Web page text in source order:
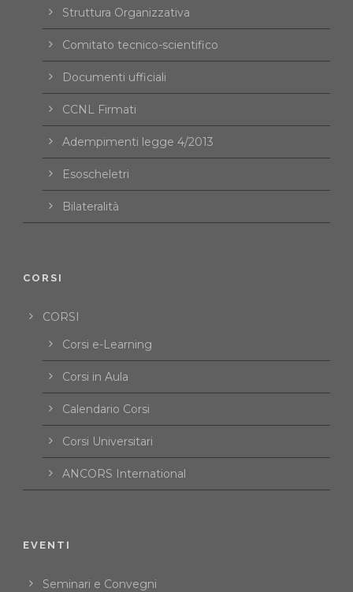
Struttura Organizzativa
Comitato tecnico-scientifico
Documenti ufficiali
CCNL Firmati
Adempimenti legge 4/2013
Esoscheletri
Bilateralità
CORSI
CORSI
Corsi e-Learning
Corsi in Aula
Calendario Corsi
Corsi Universitari
ANCORS International
EVENTI
Seminari e Convegni